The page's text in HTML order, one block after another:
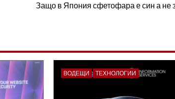
Защо в Япония сфетофара е син а не
ВОДЕЩИ ТЕХНОЛОГИИ